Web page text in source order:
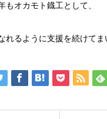
もオカモト鐡工として、
れるように支援を続けてま